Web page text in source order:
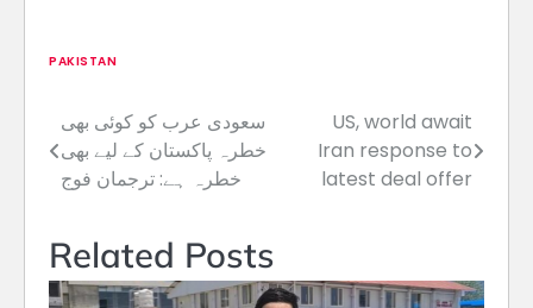
PAKISTAN
Post
navigation
سعودی عرب کو کوئی بھی
خطرہ پاکستان کے لیے بھی
خطرہ ہے: ترجمان فوج
US, world await
Iran response to
latest deal offer
Related Posts